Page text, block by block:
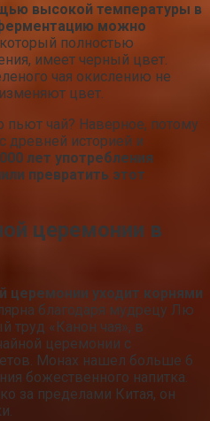
высокой температуры в
можно
полностью
имеет черный цвет.
чая окислению не
цвет.
пьют чай? Наверное, потому
древней историей и
лет употребления
превратить этот
церемонии в
церемонии уходит корнями
благодаря мудрецу Лю
труд «Канон чая», в
церемонии с
Монах нашел больше 6
божественного напитка.
за пределами Китая, он